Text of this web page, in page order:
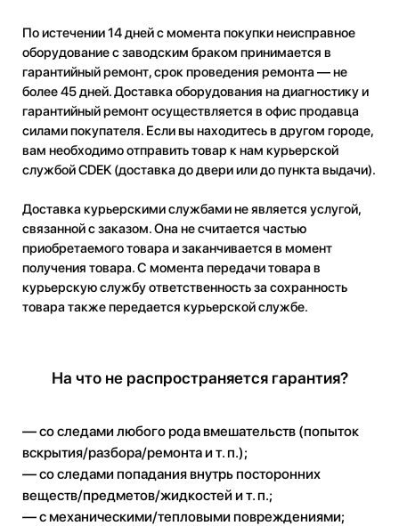
По истечении 14 дней с момента покупки неисправное
оборудование с заводским браком принимается в
гарантийный ремонт, срок проведения ремонта — не
более 45 дней. Доставка оборудования на диагностику и
гарантийный ремонт осуществляется в офис продавца
силами покупателя. Если вы находитесь в другом городе,
вам необходимо отправить товар к нам курьерской
службой CDEK (доставка до двери или до пункта выдачи).
Доставка курьерскими службами не является услугой,
связанной с заказом. Она не считается частью
приобретаемого товара и заканчивается в момент
получения товара. С момента передачи товара в
курьерскую службу ответственность за сохранность
товара также передается курьерской службе.
На что не распространяется гарантия?
— со следами любого рода вмешательств (попыток
вскрытия/разбора/ремонта и т. п.);
— со следами попадания внутрь посторонних
веществ/предметов/жидкостей и т. п.;
— с механическими/тепловыми повреждениями;